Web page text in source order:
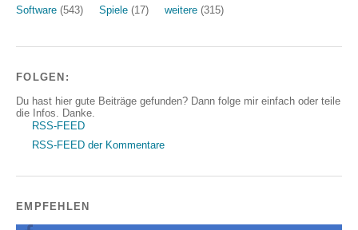
Software (543) Spiele (17) weitere (315)
FOLGEN:
Du hast hier gute Beiträge gefunden? Dann folge mir einfach oder teile
die Infos. Danke.
RSS-FEED
RSS-FEED der Kommentare
EMPFEHLEN